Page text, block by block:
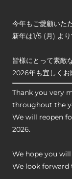
今年もご愛顧いた
新年は1/5 (月) より
皆様にとって素敵
2026年も宜しくお
Thank you very
throughout the
We will reopen
2026.
We hope you
We look forward